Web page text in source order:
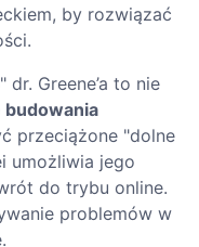
by rozwiązać
Greene’a to nie
budowania
przeciążone "dolne
umożliwia jego
do trybu online.
problemów w